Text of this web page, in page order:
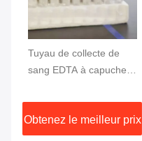
Tuyau de collecte de
sang EDTA à capuche
glucose
Obtenez le meilleur prix